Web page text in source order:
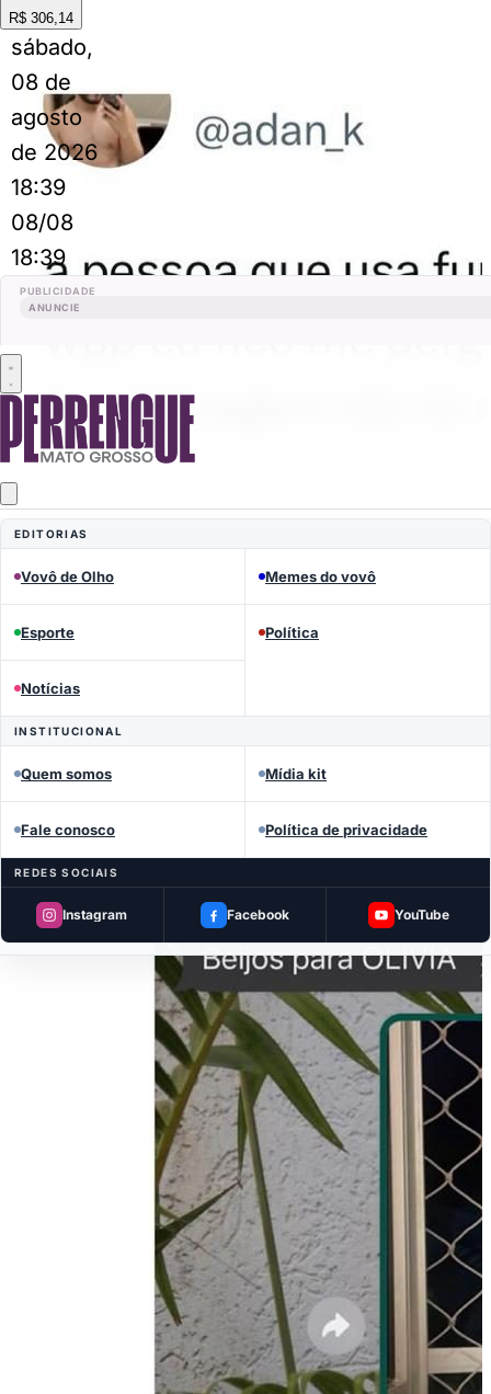
R$ 306,14
sábado,
08 de
agosto
de 2026
18:39
08/08
18:39
PUBLICIDADE
ANUNCIE
EDITORIAS
Vovô de Olho Memes do vovô
Esporte Política
Notícias
INSTITUCIONAL
Quem somos Mídia kit
Fale conosco Política de privacidade
REDES SOCIAIS
Instagram Facebook YouTube
Perrengue Mato Grosso